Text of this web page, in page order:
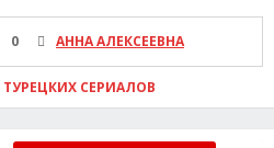
0 АННА АЛЕКСЕЕВНА
СЕРИАЛОВ